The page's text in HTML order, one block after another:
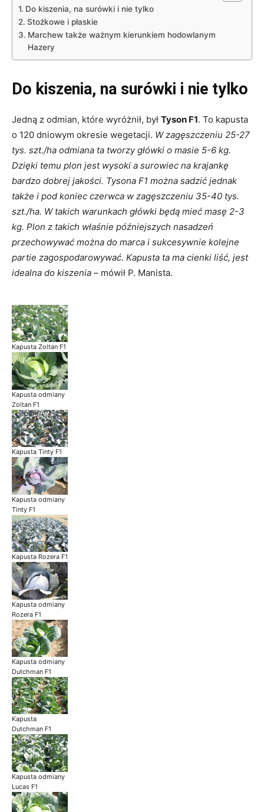
Do kiszenia, na surówki i nie tylko
Stożkowe i płaskie
Marchew także ważnym kierunkiem hodowlanym
Hazery
Do kiszenia, na surówki i nie tylko
Jedną z odmian, które wyróżnił, był Tyson F1. To kapusta
o 120 dniowym okresie wegetacji. W zagęszczeniu 25-27
tys. szt./ha odmiana ta tworzy główki o masie 5-6 kg.
Dzięki temu plon jest wysoki a surowiec na krajankę
bardzo dobrej jakości. Tysona F1 można sadzić jednak
także i pod koniec czerwca w zagęszczeniu 35-40 tys.
szt./ha. W takich warunkach główki będą mieć masę 2-3
kg. Plon z takich właśnie późniejszych nasadzeń
przechowywać można do marca i sukcesywnie kolejne
partie zagospodarowywać. Kapusta ta ma cienki liść, jest
idealna do kiszenia – mówił P. Manista.
Kapusta Zoltan F1
Kapusta odmiany
Zoltan F1
Kapusta Tinty F1
Kapusta odmiany
Tinty F1
Kapusta Rozera F1
Kapusta odmiany
Rozera F1
Kapusta odmiany
Dutchman F1
Kapusta
Dutchman F1
Kapusta odmiany
Lucas F1